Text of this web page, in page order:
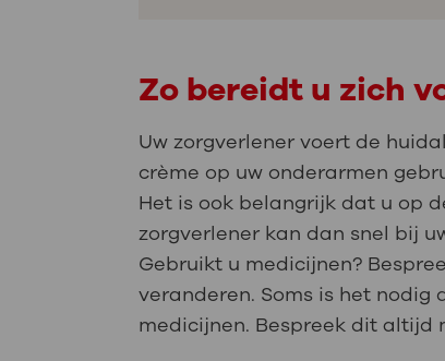
Zo bereidt u zich
Uw zorgverlener voert de
crème op uw onderarmen
Het is ook belangrijk dat u op
zorgverlener kan dan snel bij
Gebruikt u medicijnen?
veranderen. Soms is het
medicijnen. Bespreek dit altijd